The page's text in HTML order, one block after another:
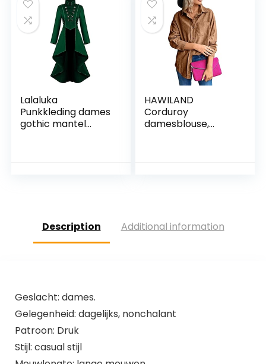
zomer sexy
Oversized Kleding
(Color : White, Size :
S)
Lalaluka
Punkkleding dames
gothic mantel
HAWILAND
Corduroy
damesblouse,
Description Additional information
Geslacht: dames.
Gelegenheid: dagelijks, nonchalant
Patroon: Druk
Stijl: casual stijl